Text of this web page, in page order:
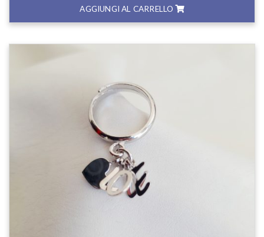
AGGIUNGI AL CARRELLO